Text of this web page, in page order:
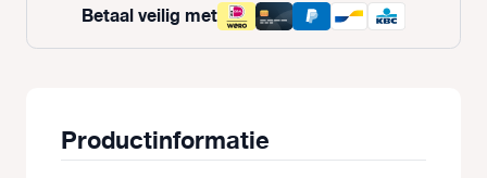
Betaal veilig met
Productinformatie